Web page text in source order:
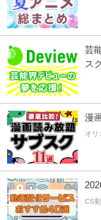
芸
ス
漫
オリ
CS